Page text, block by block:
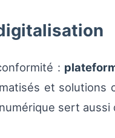
:
et
sert aussi